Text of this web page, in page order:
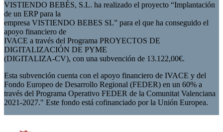
VISTIENDO BEBÉS, S.L. ha realizado el proyecto “Implantación
de un ERP para la
empresa VISTIENDO BEBES SL” para el que ha conseguido el
apoyo financiero de
IVACE a través del Programa PROYECTOS DE
DIGITALIZACIÓN DE PYME
(DIGITALIZA-CV), con una subvención de 13.122,00€.
Esta subvención cuenta con el apoyo financiero de IVACE y del
Fondo Europeo de Desarrollo Regional (FEDER) en un 60% a
través del Programa Operativo FEDER de la Comunitat Valenciana
2021-2027." Este fondo está cofinanciado por la Unión Europea.